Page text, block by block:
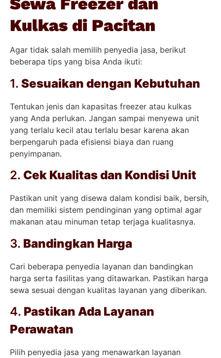
Kulkas di Pacitan
Agar tidak salah memilih penyedia jasa, berikut
beberapa tips yang bisa Anda ikuti:
1. Sesuaikan dengan Kebutuhan
Tentukan jenis dan kapasitas freezer atau kulkas
yang Anda perlukan. Jangan sampai menyewa unit
yang terlalu kecil atau terlalu besar karena akan
berpengaruh pada efisiensi biaya dan ruang
penyimpanan.
2. Cek Kualitas dan Kondisi Unit
Pastikan unit yang disewa dalam kondisi baik, bersih,
dan memiliki sistem pendinginan yang optimal agar
makanan atau minuman tetap terjaga kualitasnya.
3. Bandingkan Harga
Cari beberapa penyedia layanan dan bandingkan
harga serta fasilitas yang ditawarkan. Pastikan harga
sewa sesuai dengan kualitas layanan yang diberikan.
4. Pastikan Ada Layanan
Perawatan
Pilih penyedia jasa yang menawarkan layanan